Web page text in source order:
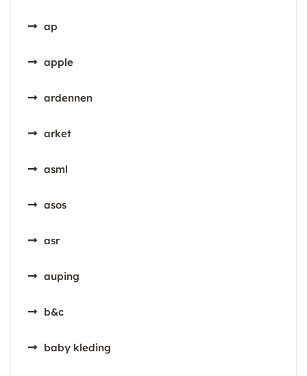
ap
apple
ardennen
arket
asml
asos
asr
auping
b&c
baby kleding